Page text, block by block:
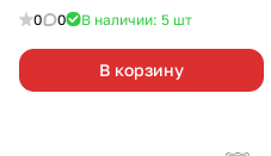
0 0 В наличии: 5 шт
В корзину